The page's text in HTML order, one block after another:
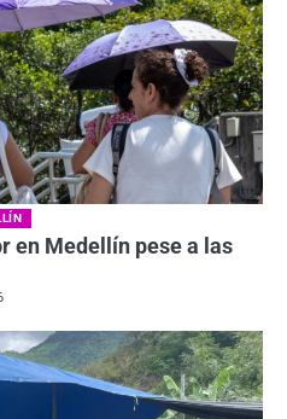
en Medellín pese a las